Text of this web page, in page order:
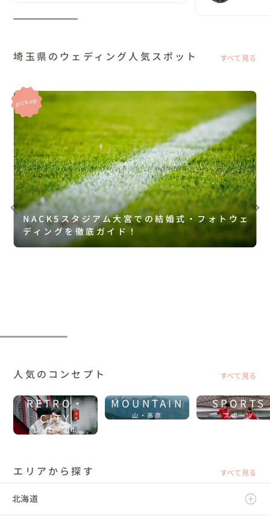
埼玉県のウェディング人気スポット すべて見る
NACK5スタジアム大宮での結婚式・フォトウェ
ディングを徹底ガイド！
人気のコンセプト すべて見る
RETRO・
CITY
レトロ・街中
MOUNTAIN
山・高原
SPORTS
スポーツ
エリアから探す すべて見る
北海道